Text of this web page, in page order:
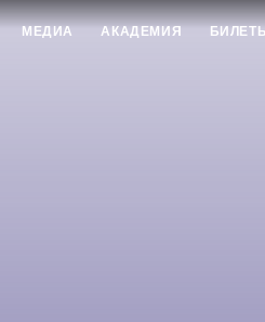
МЕДИА АКАДЕМИЯ